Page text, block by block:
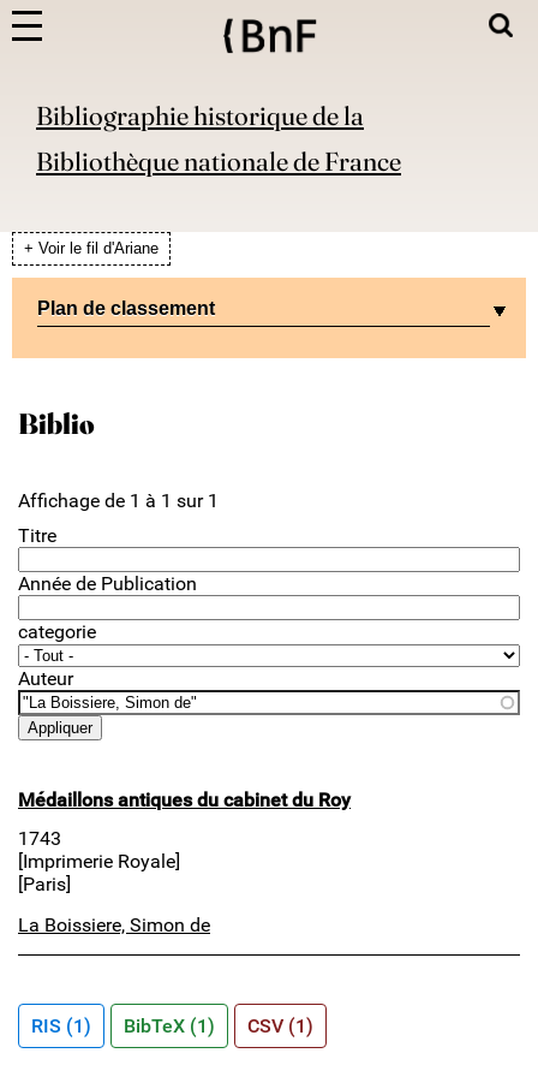
Bibliographie historique de la
Bibliothèque nationale de France
+ Voir le fil d'Ariane
Plan de classement
Biblio
Affichage de 1 à 1 sur 1
Titre
Année de Publication
categorie
Auteur
Médaillons antiques du cabinet du Roy
1743
[Imprimerie Royale]
[Paris]
La Boissiere, Simon de
RIS (1) BibTeX (1) CSV (1)